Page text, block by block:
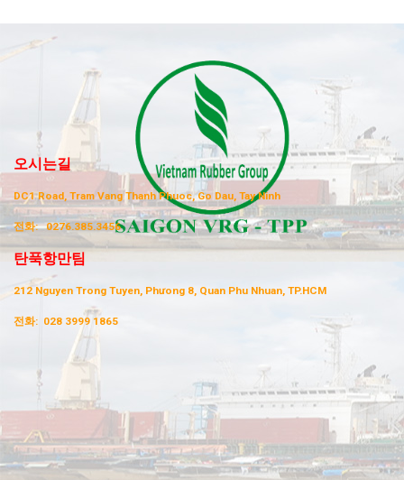
오시는길
DC1 Road, Tram Vang Thanh Phuoc, Go Dau, Tay Ninh
전화: 0276.385.3456
탄푹항만팀
212 Nguyen Trong Tuyen, Phưong 8, Quan Phu Nhuan, TP.HCM
전화: 028 3999 1865